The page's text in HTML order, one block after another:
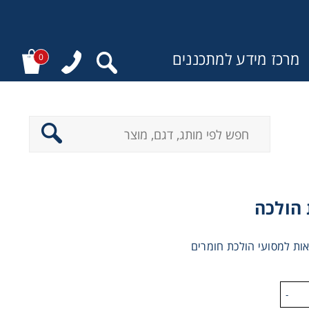
מרכז מידע למתכננים 0
למסועי הולכת חומרים
-